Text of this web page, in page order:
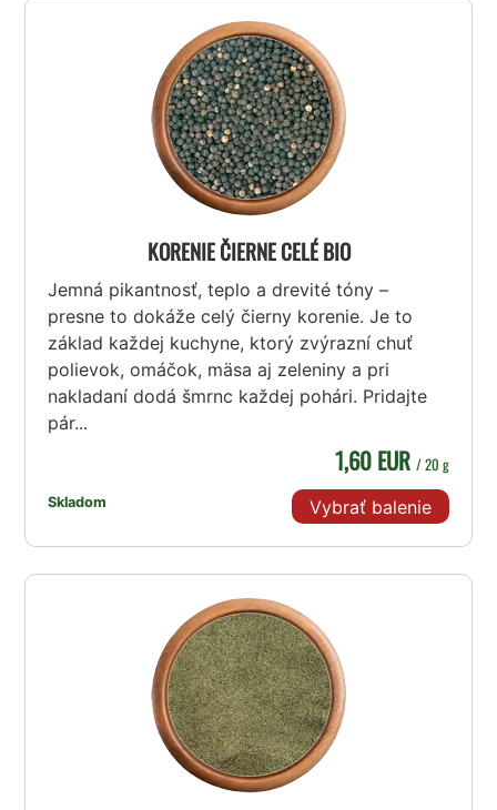
KORENIE ČIERNE CELÉ BIO
Jemná pikantnosť, teplo a drevité tóny –
presne to dokáže celý čierny korenie. Je to
základ každej kuchyne, ktorý zvýrazní chuť
polievok, omáčok, mäsa aj zeleniny a pri
nakladaní dodá šmrnc každej pohári. Pridajte
pár...
Skladom
1,60 EUR / 20 g
Vybrať balenie